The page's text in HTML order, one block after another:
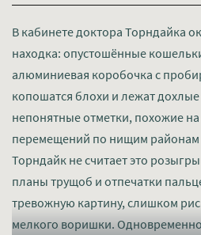
В кабинете доктора Торндайка
находка: опустошённые
алюминиевая коробочка с
копошатся блохи и лежат
непонятные отметки, похожие на
перемещений по нищим районам
Торндайк не считает это
планы трущоб и отпечатки
тревожную картину, слишком
мелкого воришки.